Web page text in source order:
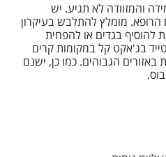
והמזוודה לא תגיע. יש
מומלץ להתלבש בעיקרון
בגדים או להפחית
בג'אקט קל במקומות קרים
באזורים הגבוהים. כמו כן, ישנם